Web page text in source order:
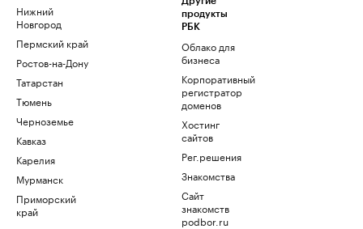
Нижний
Новгород
Пермский край
Ростов-на-Дону
Татарстан
Тюмень
Черноземье
Кавказ
Карелия
Мурманск
Приморский
край
продукты
РБК
Облако для
бизнеса
Корпоративный
регистратор
доменов
Хостинг
сайтов
Рег.решения
Знакомства
Сайт
знакомств
podbor.ru